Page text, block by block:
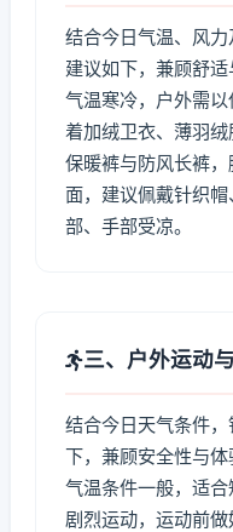
结合今日气温、风
建议如下，兼顾舒适
气温寒冷，户外需
着加绒卫衣、薄羽
保暖裤与防风长裤
面，建议佩戴针织
部、手部受凉。
三、户外运动
结合今日天气条件
下，兼顾安全性与体
气温条件一般，适
剧烈运动，运动前